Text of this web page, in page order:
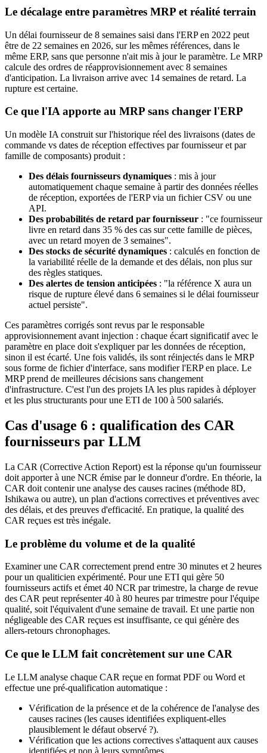
Le décalage entre paramètres MRP et réalité terrain
Un délai fournisseur de 8 semaines saisi dans l'ERP en 2022 peut
être de 22 semaines en 2026, sur les mêmes références, dans le
même ERP, sans que personne n'ait mis à jour le paramètre. Le MRP
calcule des ordres de réapprovisionnement avec 8 semaines
d'anticipation. La livraison arrive avec 14 semaines de retard. La
rupture est certaine.
Ce que l'IA apporte au MRP sans changer l'ERP
Un modèle IA construit sur l'historique réel des livraisons (dates de
commande vs dates de réception effectives par fournisseur et par
famille de composants) produit :
Des délais fournisseurs dynamiques : mis à jour
automatiquement chaque semaine à partir des données réelles
de réception, exportées de l'ERP via un fichier CSV ou une
API.
Des probabilités de retard par fournisseur : "ce fournisseur
livre en retard dans 35 % des cas sur cette famille de pièces,
avec un retard moyen de 3 semaines".
Des stocks de sécurité dynamiques : calculés en fonction de
la variabilité réelle de la demande et des délais, non plus sur
des règles statiques.
Des alertes de tension anticipées : "la référence X aura un
risque de rupture élevé dans 6 semaines si le délai fournisseur
actuel persiste".
Ces paramètres corrigés sont revus par le responsable
approvisionnement avant injection : chaque écart significatif avec le
paramètre en place doit s'expliquer par les données de réception,
sinon il est écarté. Une fois validés, ils sont réinjectés dans le MRP
sous forme de fichier d'interface, sans modifier l'ERP en place. Le
MRP prend de meilleures décisions sans changement
d'infrastructure. C'est l'un des projets IA les plus rapides à déployer
et les plus structurants pour une ETI de 100 à 500 salariés.
Cas d'usage 6 : qualification des CAR
fournisseurs par LLM
La CAR (Corrective Action Report) est la réponse qu'un fournisseur
doit apporter à une NCR émise par le donneur d'ordre. En théorie, la
CAR doit contenir une analyse des causes racines (méthode 8D,
Ishikawa ou autre), un plan d'actions correctives et préventives avec
des délais, et des preuves d'efficacité. En pratique, la qualité des
CAR reçues est très inégale.
Le problème du volume et de la qualité
Examiner une CAR correctement prend entre 30 minutes et 2 heures
pour un qualiticien expérimenté. Pour une ETI qui gère 50
fournisseurs actifs et émet 40 NCR par trimestre, la charge de revue
des CAR peut représenter 40 à 80 heures par trimestre pour l'équipe
qualité, soit l'équivalent d'une semaine de travail. Et une partie non
négligeable des CAR reçues est insuffisante, ce qui génère des
allers-retours chronophages.
Ce que le LLM fait concrètement sur une CAR
Le LLM analyse chaque CAR reçue en format PDF ou Word et
effectue une pré-qualification automatique :
Vérification de la présence et de la cohérence de l'analyse des
causes racines (les causes identifiées expliquent-elles
plausiblement le défaut observé ?).
Vérification que les actions correctives s'attaquent aux causes
identifiées et non à leurs symptômes.